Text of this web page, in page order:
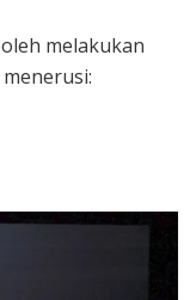
melakukan